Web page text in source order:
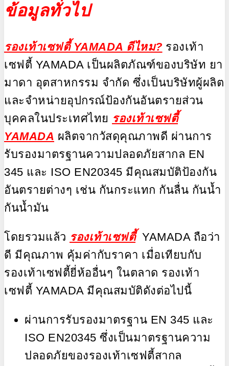
ข้อมูลทั่วไป
รองเท้าเซฟตี้ YAMADA ดีไหม? รองเท้า
เซฟตี้ YAMADA เป็นผลิตภัณฑ์ของบริษัท ยา
มาดา อุตสาหกรรม จำกัด ซึ่งเป็นบริษัทผู้ผลิต
และจำหน่ายอุปกรณ์ป้องกันอันตรายส่วน
บุคคลในประเทศไทย รองเท้าเซฟตี้
YAMADA ผลิตจากวัสดุคุณภาพดี ผ่านการ
รับรองมาตรฐานความปลอดภัยสากล EN
345 และ ISO EN20345 มีคุณสมบัติป้องกัน
อันตรายต่างๆ เช่น กันกระแทก กันลื่น กันน้ำ
กันน้ำมัน
โดยรวมแล้ว รองเท้าเซฟตี้YAMADA ถือว่า
ดี มีคุณภาพ คุ้มค่ากับราคา เมื่อเทียบกับ
รองเท้าเซฟตี้ยี่ห้ออื่นๆ ในตลาด รองเท้า
เซฟตี้ YAMADA มีคุณสมบัติดังต่อไปนี้
ผ่านการรับรองมาตรฐาน EN 345 และ
ISO EN20345 ซึ่งเป็นมาตรฐานความ
ปลอดภัยของรองเท้าเซฟตี้สากล